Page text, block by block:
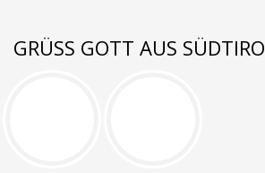
GRÜSS GOTT AUS SÜDTIROL